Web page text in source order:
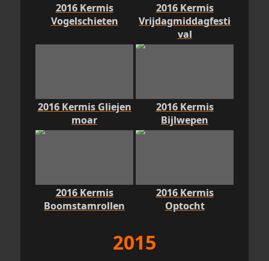
2016 Kermis
Vogelschieten
2016 Kermis
Vrijdagmiddagfesti
val
2016 Kermis Gliejen
moar
2016 Kermis
Bijlwepen
2016 Kermis
Boomstamrollen
2016 Kermis
Optocht
2015